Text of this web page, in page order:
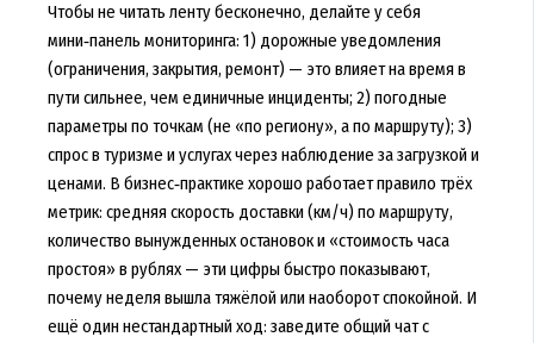
Чтобы не читать ленту бесконечно, делайте у себя
мини‑панель мониторинга: 1) дорожные уведомления
(ограничения, закрытия, ремонт) — это влияет на время в
пути сильнее, чем единичные инциденты; 2) погодные
параметры по точкам (не «по региону», а по маршруту); 3)
спрос в туризме и услугах через наблюдение за загрузкой и
ценами. В бизнес‑практике хорошо работает правило трёх
метрик: средняя скорость доставки (км/ч) по маршруту,
количество вынужденных остановок и «стоимость часа
простоя» в рублях — эти цифры быстро показывают,
почему неделя вышла тяжёлой или наоборот спокойной. И
ещё один нестандартный ход: заведите общий чат с